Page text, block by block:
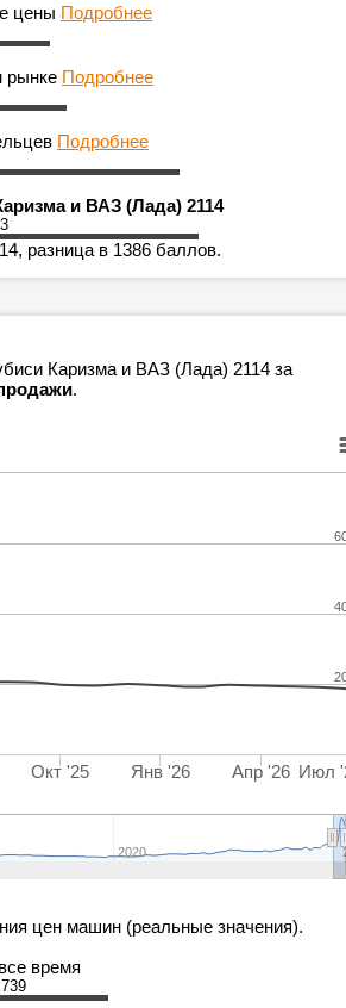
цены Подробнее
рынке Подробнее
Подробнее
и ВАЗ (Лада) 2114
разница в 1386 баллов.
Каризма и ВАЗ (Лада) 2114 за
.
Окт '25 Янв '26 Апр '26 Июл
2020
цен машин (реальные значения).
время